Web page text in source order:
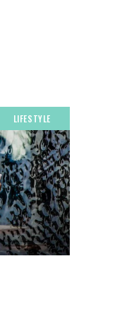
LIFESTYLE